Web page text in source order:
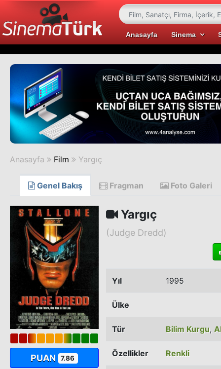
Anasayfa Sinema
Anasayfa Film Yargıç
Genel Bakış Fragman Foto Galeri
PUAN 7.86
Yargıç
(Judge Dredd)
Yıl 1995
Ülke
Tür Bilim Kurgu,
Özellikler Renkli